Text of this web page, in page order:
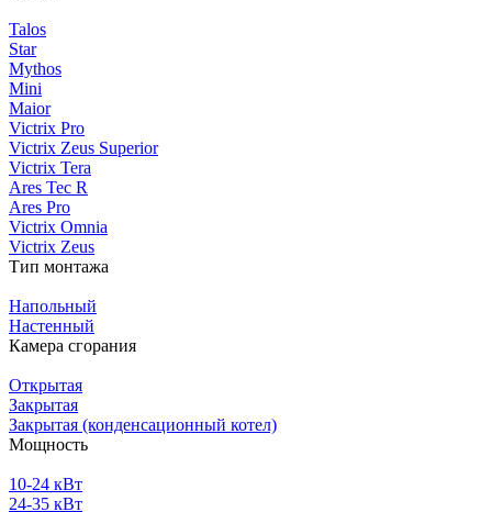
Talos
Star
Mythos
Mini
Maior
Victrix Pro
Victrix Zeus Superior
Victrix Tera
Ares Tec R
Ares Pro
Victrix Omnia
Victrix Zeus
Тип монтажа
Напольный
Настенный
Камера сгорания
Открытая
Закрытая
Закрытая (конденсационный котел)
Мощность
10-24 кВт
24-35 кВт